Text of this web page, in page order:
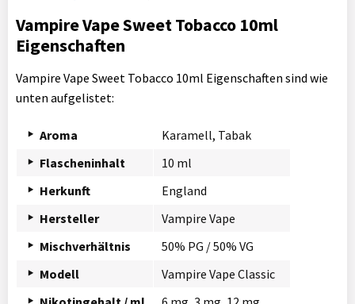
Vampire Vape Sweet Tobacco 10ml
Eigenschaften
Vampire Vape Sweet Tobacco 10ml Eigenschaften sind wie
unten aufgelistet:
Aroma
Karamell, Tabak
Flascheninhalt
10 ml
Herkunft
England
Hersteller
Vampire Vape
Mischverhältnis
50% PG / 50% VG
Modell
Vampire Vape Classic